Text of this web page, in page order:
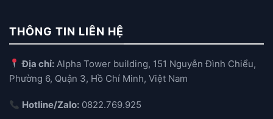
THÔNG TIN LIÊN HỆ
Địa chỉ: Alpha Tower building, 151 Nguyễn Đình Chiểu,
Phường 6, Quận 3, Hồ Chí Minh, Việt Nam
Hotline/Zalo: 0822.769.925